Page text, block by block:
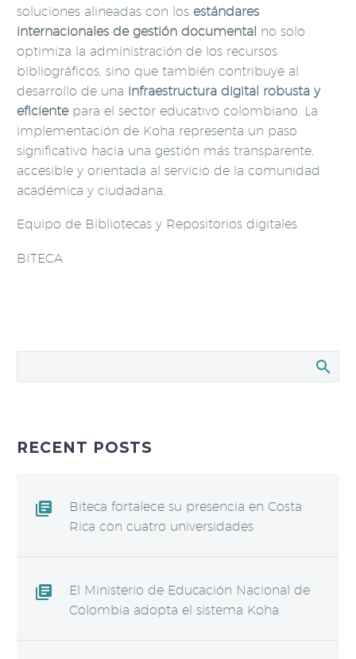
soluciones alineadas con los estándares
internacionales de gestión documental no solo
optimiza la administración de los recursos
bibliográficos, sino que también contribuye al
desarrollo de una infraestructura digital robusta y
eficientepara el sector educativo colombiano. La
implementación de Koha representa un paso
significativo hacia una gestión más transparente,
accesible y orientada al servicio de la comunidad
académica y ciudadana.
Equipo de Bibliotecas y Repositorios digitales
BITECA
RECENT POSTS
Biteca fortalece su presencia en Costa
Rica con cuatro universidades
El Ministerio de Educación Nacional de
Colombia adopta el sistema Koha